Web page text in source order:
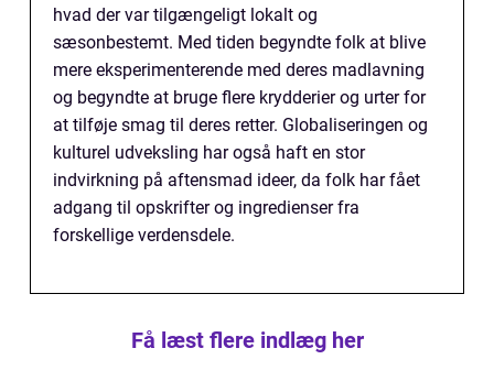
hvad der var tilgængeligt lokalt og
sæsonbestemt. Med tiden begyndte folk at blive
mere eksperimenterende med deres madlavning
og begyndte at bruge flere krydderier og urter for
at tilføje smag til deres retter. Globaliseringen og
kulturel udveksling har også haft en stor
indvirkning på aftensmad ideer, da folk har fået
adgang til opskrifter og ingredienser fra
forskellige verdensdele.
Få læst flere indlæg her